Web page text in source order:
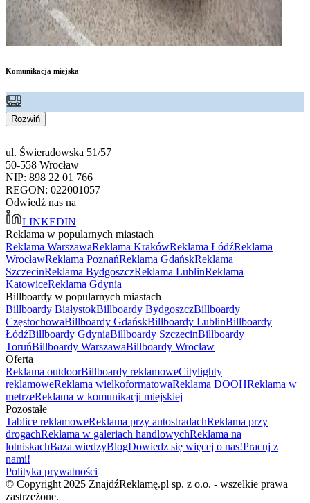
Komunikacja miejska
Rozwiń
ul. Świeradowska 51/57
50-558 Wrocław
NIP: 898 22 01 766
REGON: 022001057
Odwiedź nas na
LINKEDIN
Reklama w popularnych miastach
Reklama WarszawaReklama KrakówReklama ŁódźReklama
WrocławReklama PoznańReklama GdańskReklama
SzczecinReklama BydgoszczReklama LublinReklama
KatowiceReklama Gdynia
Billboardy w popularnych miastach
Billboardy BiałystokBillboardy BydgoszczBillboardy
CzęstochowaBillboardy GdańskBillboardy LublinBillboardy
ŁódźBillboardy GdyniaBillboardy SzczecinBillboardy
ToruńBillboardy WarszawaBillboardy Wrocław
Oferta
Reklama outdoorBillboardy reklamoweCitylighty
reklamoweReklama wielkoformatowaReklama DOOHReklama w
metrzeReklama w komunikacji miejskiej
Pozostałe
Tablice reklamoweReklama przy autostradachReklama przy
drogachReklama w galeriach handlowychReklama na
lotniskachBaza wiedzyBlogDowiedz się więcej o nas!Pracuj z
nami!
Polityka prywatności
© Copyright 2025 ZnajdźReklamę.pl sp. z o.o. - wszelkie prawa
zastrzeżone.